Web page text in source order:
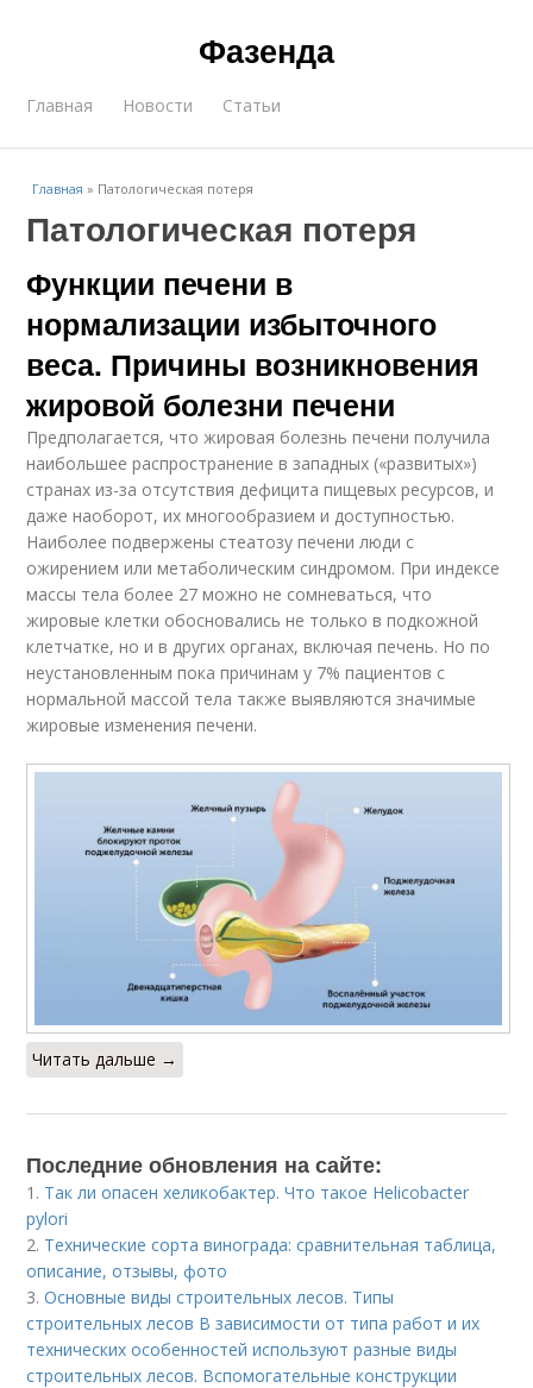
Фазенда
Главная Новости Статьи
Главная » Патологическая потеря
Патологическая потеря
Функции печени в
нормализации избыточного
веса. Причины возникновения
жировой болезни печени
Предполагается, что жировая болезнь печени получила
наибольшее распространение в западных («развитых»)
странах из-за отсутствия дефицита пищевых ресурсов, и
даже наоборот, их многообразием и доступностью.
Наиболее подвержены стеатозу печени люди с
ожирением или метаболическим синдромом. При индексе
массы тела более 27 можно не сомневаться, что
жировые клетки обосновались не только в подкожной
клетчатке, но и в других органах, включая печень. Но по
неустановленным пока причинам у 7% пациентов с
нормальной массой тела также выявляются значимые
жировые изменения печени.
Читать дальше →
Последние обновления на сайте:
1. Так ли опасен хеликобактер. Что такое Helicobacter
pylori
2. Технические сорта винограда: сравнительная таблица,
описание, отзывы, фото
3.Основные виды строительных лесов. Типы
строительных лесов В зависимости от типа работ и их
технических особенностей используют разные виды
строительных лесов. Вспомогательные конструкции